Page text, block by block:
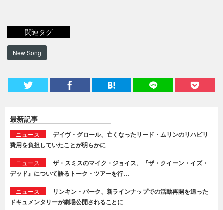
関連タグ
New Song
最新記事
ニュース
デイヴ・グロール、亡くなったリード・ムリンのリハビリ
費用を負担していたことが明らかに
ニュース
ザ・スミスのマイク・ジョイス、『ザ・クイーン・イズ・
デッド』について語るトーク・ツアーを行…
ニュース
リンキン・パーク、新ラインナップでの活動再開を追った
ドキュメンタリーが劇場公開されることに